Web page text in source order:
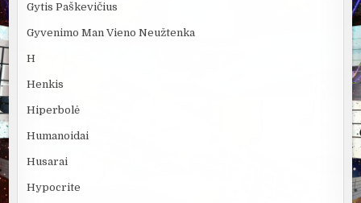
Gytis Paškevičius
Gyvenimo Man Vieno Neužtenka
H
Henkis
Hiperbolė
Humanoidai
Husarai
Hypocrite